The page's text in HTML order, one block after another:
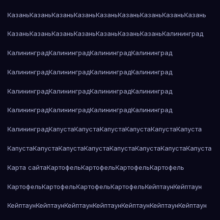
КазаньКазаньКазаньКазаньКазаньКазаньКазаньКазаньКазань
КазаньКазаньКазаньКазаньКазаньКазаньКазаньКалининград
КалининградКалининградКалининградКалининград
КалининградКалининградКалининградКалининград
КалининградКалининградКалининградКалининград
КалининградКалининградКалининградКалининград
КалининградКапустаКапустаКапустаКапустаКапустаКапуста
КапустаКапустаКапустаКапустаКапустаКапустаКапустаКапуста
Карта сайтаКартофельКартофельКартофельКартофель
КартофельКартофельКартофельКартофельКейптаунКейптаун
КейптаунКейптаунКейптаунКейптаунКейптаунКейптаунКейптаун